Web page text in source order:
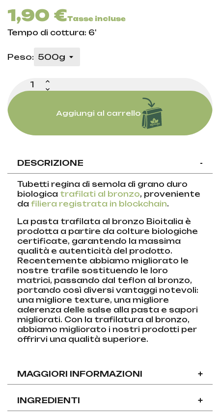
1,90 €Tasse incluse
Tempo di cottura: 6'
Peso:
Aggiungi al carrello
DESCRIZIONE -
Tubetti regina di semola di grano duro
biologica trafilati al bronzo, proveniente
da filiera registrata in blockchain.
La pasta trafilata al bronzo Bioitalia è
prodotta a partire da colture biologiche
certificate, garantendo la massima
qualità e autenticità del prodotto.
Recentemente abbiamo migliorato le
nostre trafile sostituendo le loro
matrici, passando dal teflon al bronzo,
portando così diversi vantaggi notevoli:
una migliore texture, una migliore
aderenza delle salse alla pasta e sapori
migliorati. Con la trafilatura al bronzo,
abbiamo migliorato i nostri prodotti per
offrirvi una qualità superiore.
MAGGIORI INFORMAZIONI +
INGREDIENTI +